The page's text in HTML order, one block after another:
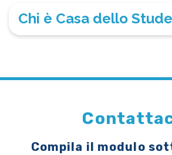
Chi è Casa dello
Compila il modulo